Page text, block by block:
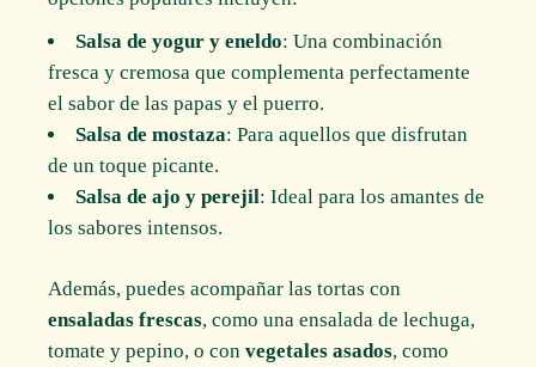
Salsa de yogur y eneldo: Una combinación
fresca y cremosa que complementa perfectamente
el sabor de las papas y el puerro.
Salsa de mostaza: Para aquellos que disfrutan
de un toque picante.
Salsa de ajo y perejil: Ideal para los amantes de
los sabores intensos.
Además, puedes acompañar las tortas con
ensaladas frescas, como una ensalada de lechuga,
tomate y pepino, o convegetales asados, como